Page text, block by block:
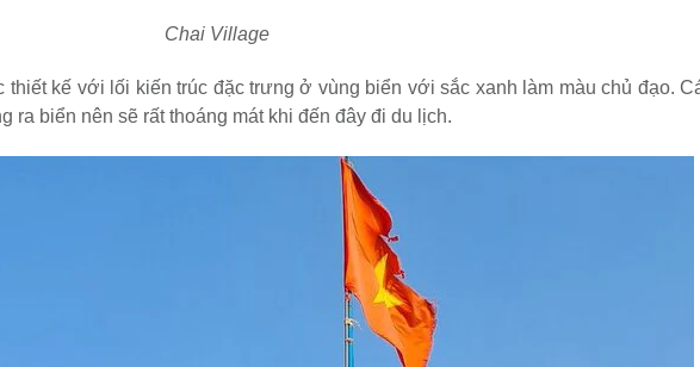
Chai Village
kế với lối kiến trúc đặc trưng ở vùng biển với sắc xanh làm màu chủ đạo.
ra biển nên sẽ rất thoáng mát khi đến đây đi du lịch.